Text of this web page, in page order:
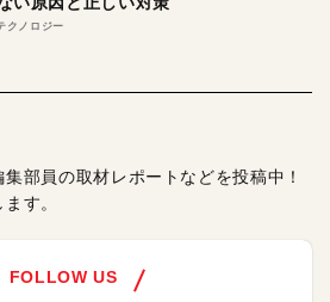
クノロジー
部員の取材レポートなどを投稿中！
す。
FOLLOW US